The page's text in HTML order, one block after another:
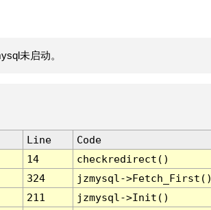
未启动。
Line
Code
14
checkredirect()
324
jzmysql-
211
jzmysql->Init()